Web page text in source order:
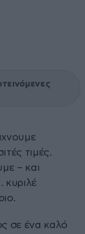
τιμές.
– και
κυριλέ
σε ένα καλό